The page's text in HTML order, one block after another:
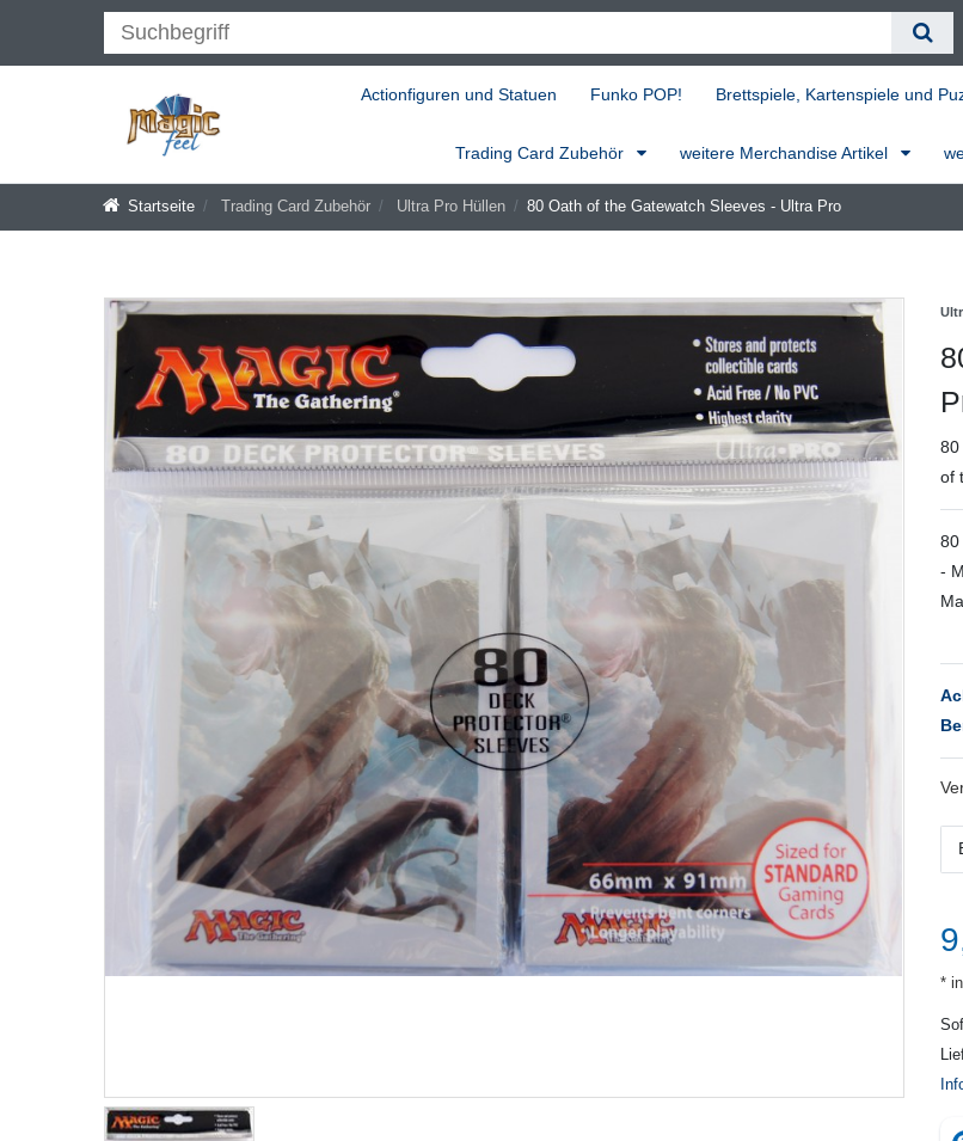
Actionfiguren und Statuen Funko POP! Brettspiele, Kartenspiele und
Trading Card Zubehör weitere Merchandise Artikel
Startseite Trading Card Zubehör Ultra Pro Hüllen 80 Oath of the Gatewatch Sleeves - Ultra Pro
80
of
80
-
*